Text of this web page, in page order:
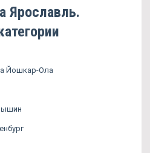
Ярославль.
Йошкар-Ола